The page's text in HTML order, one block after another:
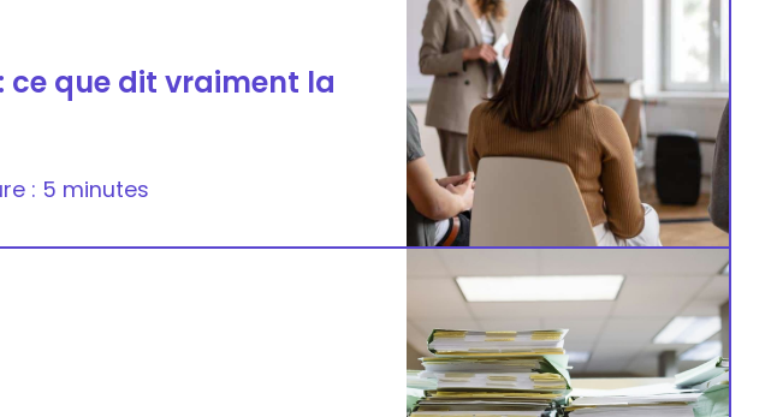
ce que dit vraiment la
: 5 minutes